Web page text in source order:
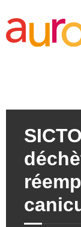
content
left
sidebar
footer